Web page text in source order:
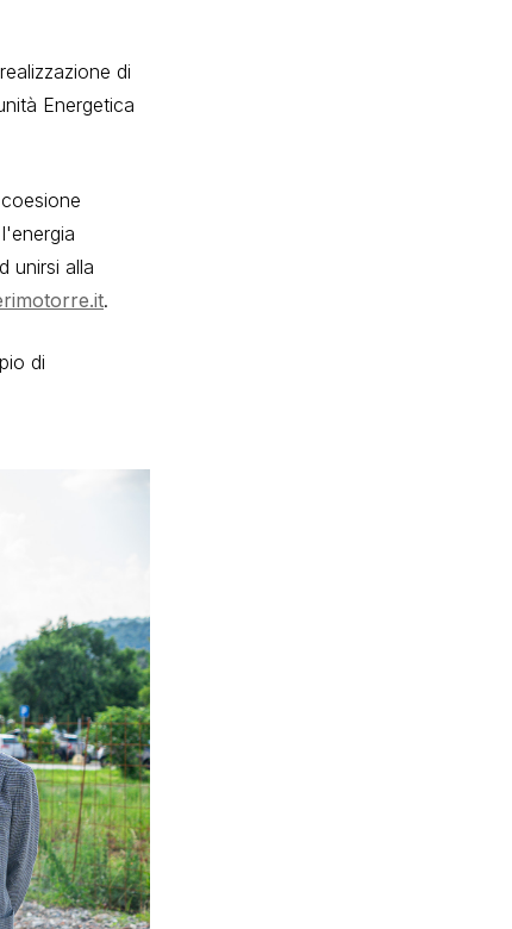
di
Energetica
unirsi alla
.
di